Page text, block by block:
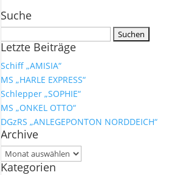
Suche
nach:
Letzte Beiträge
Schiff „AMISIA“
MS „HARLE EXPRESS“
Schlepper „SOPHIE“
MS „ONKEL OTTO“
DGzRS „ANLEGEPONTON NORDDEICH“
Archive
Archive
Kategorien